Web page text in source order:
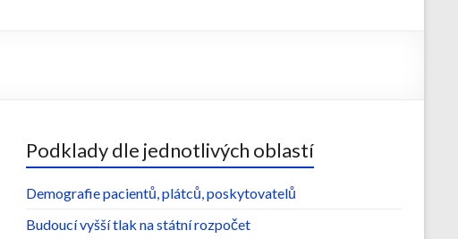
Podklady dle jednotlivých oblastí
Demografie pacientů, plátců, poskytovatelů
Budoucí vyšší tlak na státní rozpočet